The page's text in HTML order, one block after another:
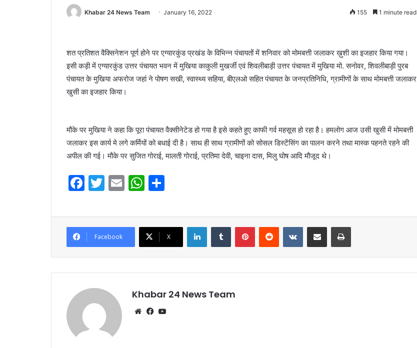
Khabar 24 News Team January 16, 2022 155 1 minute read
शत प्रतिशत वैक्सिनेशन पूर्ण होने पर एग्यारकुंड प्रखंड के विभिन्न पंचायतों में शनिवार को मोमबत्ती जलाकर ख़ुशी का इजहार किया गया।
इसी कड़ी में एग्यारकुंड उत्तर पंचायत भवन में मुखिया काकुली मुखर्जी एवं शिवलीबाड़ी उत्तर पंचायत में मुखिया मो. सनोवर, शिवलीबाड़ी पुरब
पंचायत के मुखिया अफरोज जहां ने पोषण सखी, स्वास्थ्य सहिया, बीएलओ सहित पंचायत के जनप्रतिनिधि, ग्रामीणों के साथ मोमबत्ती जलाकर
खुसी का इजहार किया।
मौके पर मुखिया ने कहा कि पूरा पंचायत वैक्सीनेटेड हो गया है इसे कहते हुए काफी गर्व महसूस हो रहा है। हमलोग आज उसी खुसी में मोमबत्ती
जलाकर इस कार्य मे लगे कर्मियों को बधाई दी है। साथ ही साथ ग्रामीणों को सोसल डिस्टेंसिंग का पालन करने तथा मास्क पहनते रहने की
अपील की गई। मौके पर सुजित गोराई, मालती गोराई, प्रतिमा देवी, चाइना दास, मिलु घोष आदि मौजूद थे।
F
c
e
b
o
o
k
T
itt
er
E
ai
l
W
at
s
A
p
p
ar
e
Facebook X
LinkedInTumblr PinterestReddit VKontakteShare via Email Print
Khabar 24 News Team
WebsiteFacebook